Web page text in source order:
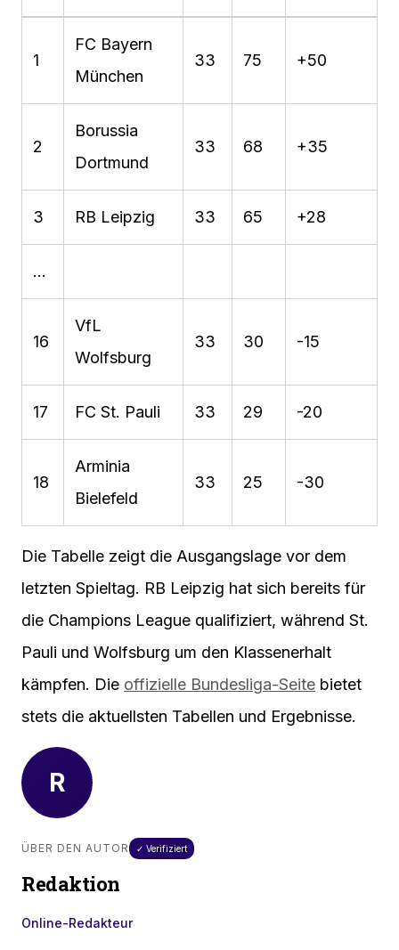
1
FC Bayern
München
33 75 +50
2
Borussia
Dortmund
33 68 +35
3 RB Leipzig 33 65 +28
…
16
VfL
Wolfsburg
33 30 -15
17 FC St. Pauli 33 29 -20
18
Arminia
Bielefeld
33 25 -30
Die Tabelle zeigt die Ausgangslage vor dem
letzten Spieltag. RB Leipzig hat sich bereits für
die Champions League qualifiziert, während St.
Pauli und Wolfsburg um den Klassenerhalt
kämpfen. Die offizielle Bundesliga-Seite bietet
stets die aktuellsten Tabellen und Ergebnisse.
R
ÜBER DEN AUTOR ✓ Verifiziert
Redaktion
Online-Redakteur